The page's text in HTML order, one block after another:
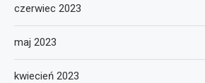
czerwiec 2023
maj 2023
kwiecień 2023